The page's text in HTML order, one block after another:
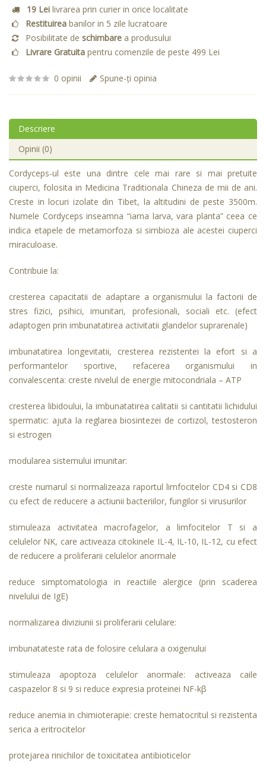
19 Lei livrarea prin curier in orice localitate
Restituirea banilor in 5 zile lucratoare
Posibilitate de schimbare a produsului
Livrare Gratuita pentru comenzile de peste 499 Lei
0 opinii Spune-ţi opinia
Descriere
Opinii (0)
Cordyceps-ul este una dintre cele mai rare si mai pretuite
ciuperci, folosita in Medicina Traditionala Chineza de mii de ani.
Creste in locuri izolate din Tibet, la altitudini de peste 3500m.
Numele Cordyceps inseamna “iarna larva, vara planta” ceea ce
indica etapele de metamorfoza si simbioza ale acestei ciuperci
miraculoase.
Contribuie la:
cresterea capacitatii de adaptare a organismului la factorii de
stres fizici, psihici, imunitari, profesionali, sociali etc. (efect
adaptogen prin imbunatatirea activitatii glandelor suprarenale)
imbunatatirea longevitatii, cresterea rezistentei la efort si a
performantelor sportive, refacerea organismului in
convalescenta: creste nivelul de energie mitocondriala – ATP
cresterea libidoului, la imbunatatirea calitatii si cantitatii lichidului
spermatic: ajuta la reglarea biosintezei de cortizol, testosteron
si estrogen
modularea sistemului imunitar:
creste numarul si normalizeaza raportul limfocitelor CD4 si CD8
cu efect de reducere a actiunii bacteriilor, fungilor si virusurilor
stimuleaza activitatea macrofagelor, a limfocitelor T si a
celulelor NK, care activeaza citokinele IL-4, IL-10, IL-12, cu efect
de reducere a proliferarii celulelor anormale
reduce simptomatologia in reactiile alergice (prin scaderea
nivelului de IgE)
normalizarea diviziunii si proliferarii celulare:
imbunatateste rata de folosire celulara a oxigenului
stimuleaza apoptoza celulelor anormale: activeaza caile
caspazelor 8 si 9 si reduce expresia proteinei NF-kβ
reduce anemia in chimioterapie: creste hematocritul si rezistenta
serica a eritrocitelor
protejarea rinichilor de toxicitatea antibioticelor